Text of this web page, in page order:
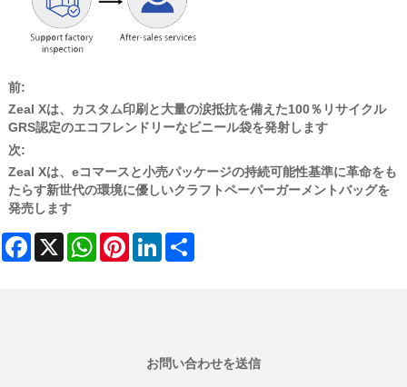
前:
Zeal Xは、カスタム印刷と大量の涙抵抗を備えた100％リサイクル
GRS認定のエコフレンドリーなビニール袋を発射します
次:
Zeal Xは、eコマースと小売パッケージの持続可能性基準に革命をも
たらす新世代の環境に優しいクラフトペーパーガーメントバッグを
発売します
Facebook WhatsAppPinterestLinkedIn
お問い合わせを送信